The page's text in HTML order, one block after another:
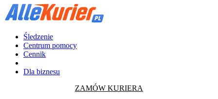
Śledzenie
Centrum pomocy
Cennik
Dla biznesu
ZAMÓW KURIERA